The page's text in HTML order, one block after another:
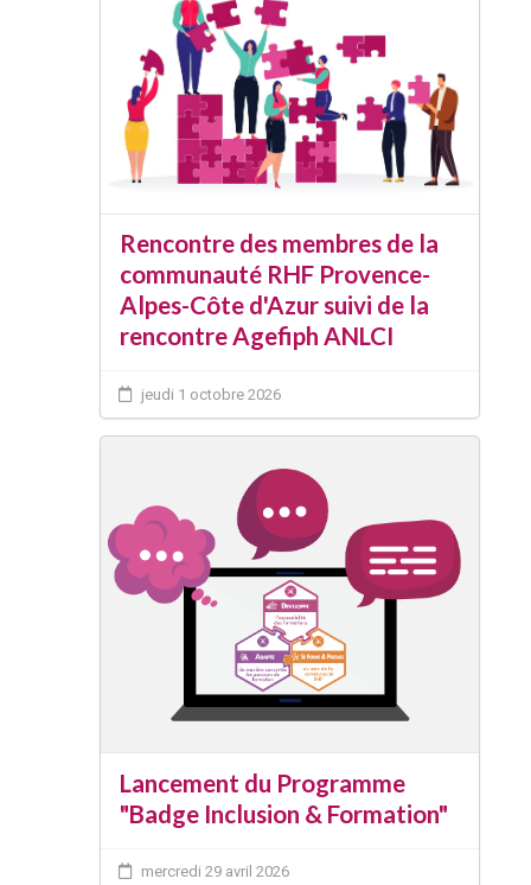
Rencontre des membres de la
communauté RHF Provence-
Alpes-Côte d'Azur suivi de la
rencontre Agefiph ANLCI
jeudi 1 octobre 2026
Lancement du Programme
"Badge Inclusion & Formation"
mercredi 29 avril 2026